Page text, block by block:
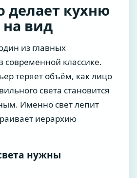
делает кухню
вид
из главных
современной классике.
теряет объём, как лицо
света становится
Именно свет лепит
иерархию
нужны